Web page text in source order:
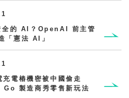
的 AI？OpenAI 前主管
「憲法 AI」
電樁機密被中國偷走
製造商秀零售新玩法